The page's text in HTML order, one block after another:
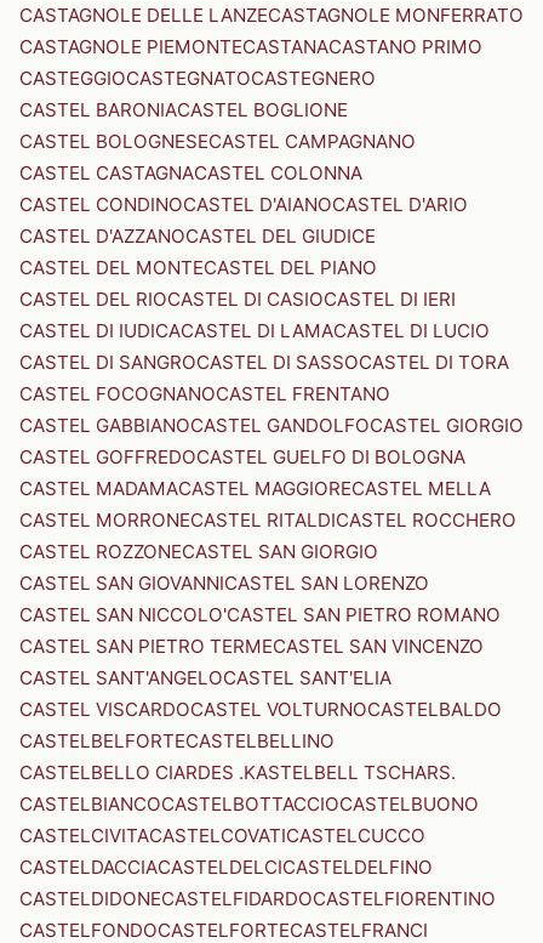
CASTAGNOLE DELLE LANZECASTAGNOLE MONFERRATO
CASTAGNOLE PIEMONTECASTANACASTANO PRIMO
CASTEGGIOCASTEGNATOCASTEGNERO
CASTEL BARONIACASTEL BOGLIONE
CASTEL BOLOGNESECASTEL CAMPAGNANO
CASTEL CASTAGNACASTEL COLONNA
CASTEL CONDINOCASTEL D'AIANOCASTEL D'ARIO
CASTEL D'AZZANOCASTEL DEL GIUDICE
CASTEL DEL MONTECASTEL DEL PIANO
CASTEL DEL RIOCASTEL DI CASIOCASTEL DI IERI
CASTEL DI IUDICACASTEL DI LAMACASTEL DI LUCIO
CASTEL DI SANGROCASTEL DI SASSOCASTEL DI TORA
CASTEL FOCOGNANOCASTEL FRENTANO
CASTEL GABBIANOCASTEL GANDOLFOCASTEL GIORGIO
CASTEL GOFFREDOCASTEL GUELFO DI BOLOGNA
CASTEL MADAMACASTEL MAGGIORECASTEL MELLA
CASTEL MORRONECASTEL RITALDICASTEL ROCCHERO
CASTEL ROZZONECASTEL SAN GIORGIO
CASTEL SAN GIOVANNICASTEL SAN LORENZO
CASTEL SAN NICCOLO'CASTEL SAN PIETRO ROMANO
CASTEL SAN PIETRO TERMECASTEL SAN VINCENZO
CASTEL SANT'ANGELOCASTEL SANT'ELIA
CASTEL VISCARDOCASTEL VOLTURNOCASTELBALDO
CASTELBELFORTECASTELBELLINO
CASTELBELLO CIARDES .KASTELBELL TSCHARS.
CASTELBIANCOCASTELBOTTACCIOCASTELBUONO
CASTELCIVITACASTELCOVATICASTELCUCCO
CASTELDACCIACASTELDELCICASTELDELFINO
CASTELDIDONECASTELFIDARDOCASTELFIORENTINO
CASTELFONDOCASTELFORTECASTELFRANCI